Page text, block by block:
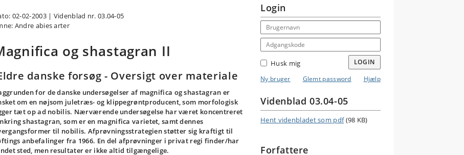
02-02-2003 | Videnblad nr. 03.04-05
Andre abies arter
og shastagran II
danske forsøg - Oversigt over materiale
for de danske undersøgelser af magnifica og shastagran er
om en nøjsom juletræs- og klippegrøntproducent, som morfologisk
tæt op ad nobilis. Nærværende undersøgelse har været koncentreret
shastagran, som er en magnifica varietet, samt dennes
til nobilis. Afprøvningsstrategien støtter sig kraftigt til
anbefalinger fra 1966. En del afprøvninger i privat regi finder/har
sted, men resultater er ikke altid tilgængelige.
Login
Email address
Adgangskode
Husk mig
LOGIN
Ny bruger
Glemt password Hjælp
Videnblad 03.04-05
Hent videnbladet som pdf (98 KB)
Forfattere